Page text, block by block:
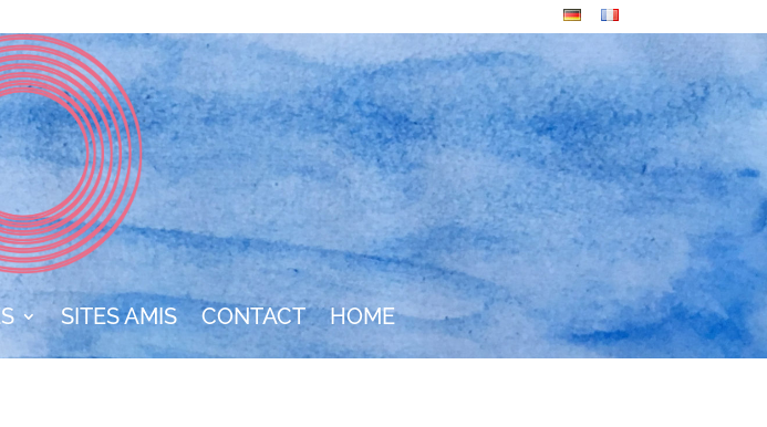
SITES AMIS CONTACT HOME